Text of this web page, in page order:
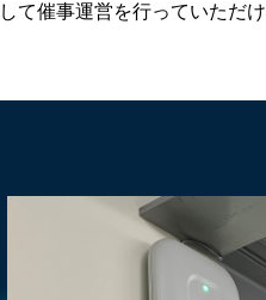
て催事運営を行っていただけ